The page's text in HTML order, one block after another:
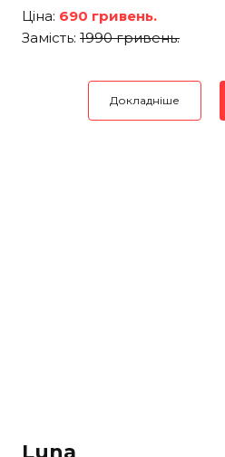
Ціна: 690 гривень.
Замість: 1990 гривень.
Докладніше
Luna